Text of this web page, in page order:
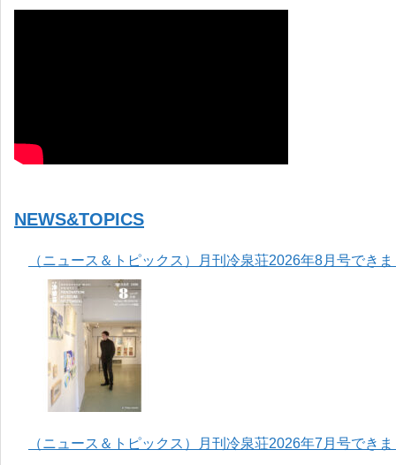
NEWS&TOPICS
（ニュース＆トピックス）月刊冷泉荘2026年8月号でき
（ニュース＆トピックス）月刊冷泉荘2026年7月号でき